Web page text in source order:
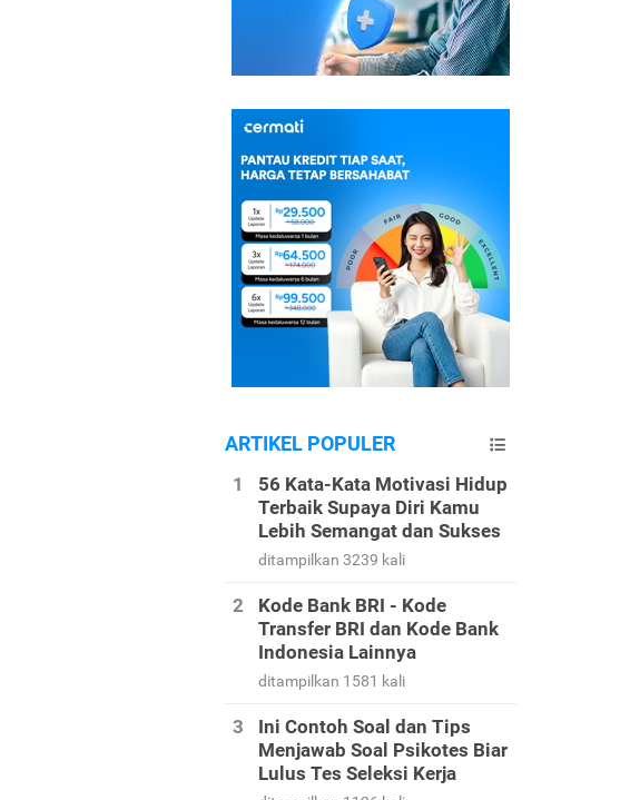
ARTIKEL POPULER
56 Kata-Kata Motivasi Hidup
Terbaik Supaya Diri Kamu
Lebih Semangat dan Sukses
ditampilkan 3239 kali
Kode Bank BRI - Kode
Transfer BRI dan Kode Bank
Indonesia Lainnya
ditampilkan 1581 kali
Ini Contoh Soal dan Tips
Menjawab Soal Psikotes Biar
Lulus Tes Seleksi Kerja